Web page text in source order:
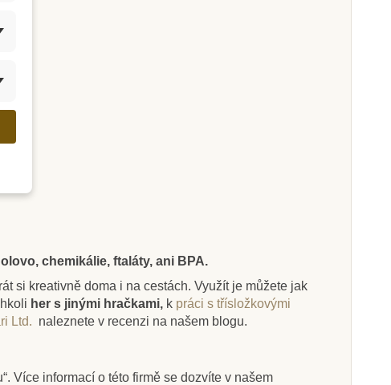
chemikálie, ftaláty, ani BPA.
si kreativně doma i na cestách. Využít je můžete jak
her s jinými hračkami, k práci s třísložkovými
Ltd. naleznete v recenzi na našem blogu.
Více informací o této firmě se dozvíte v našem